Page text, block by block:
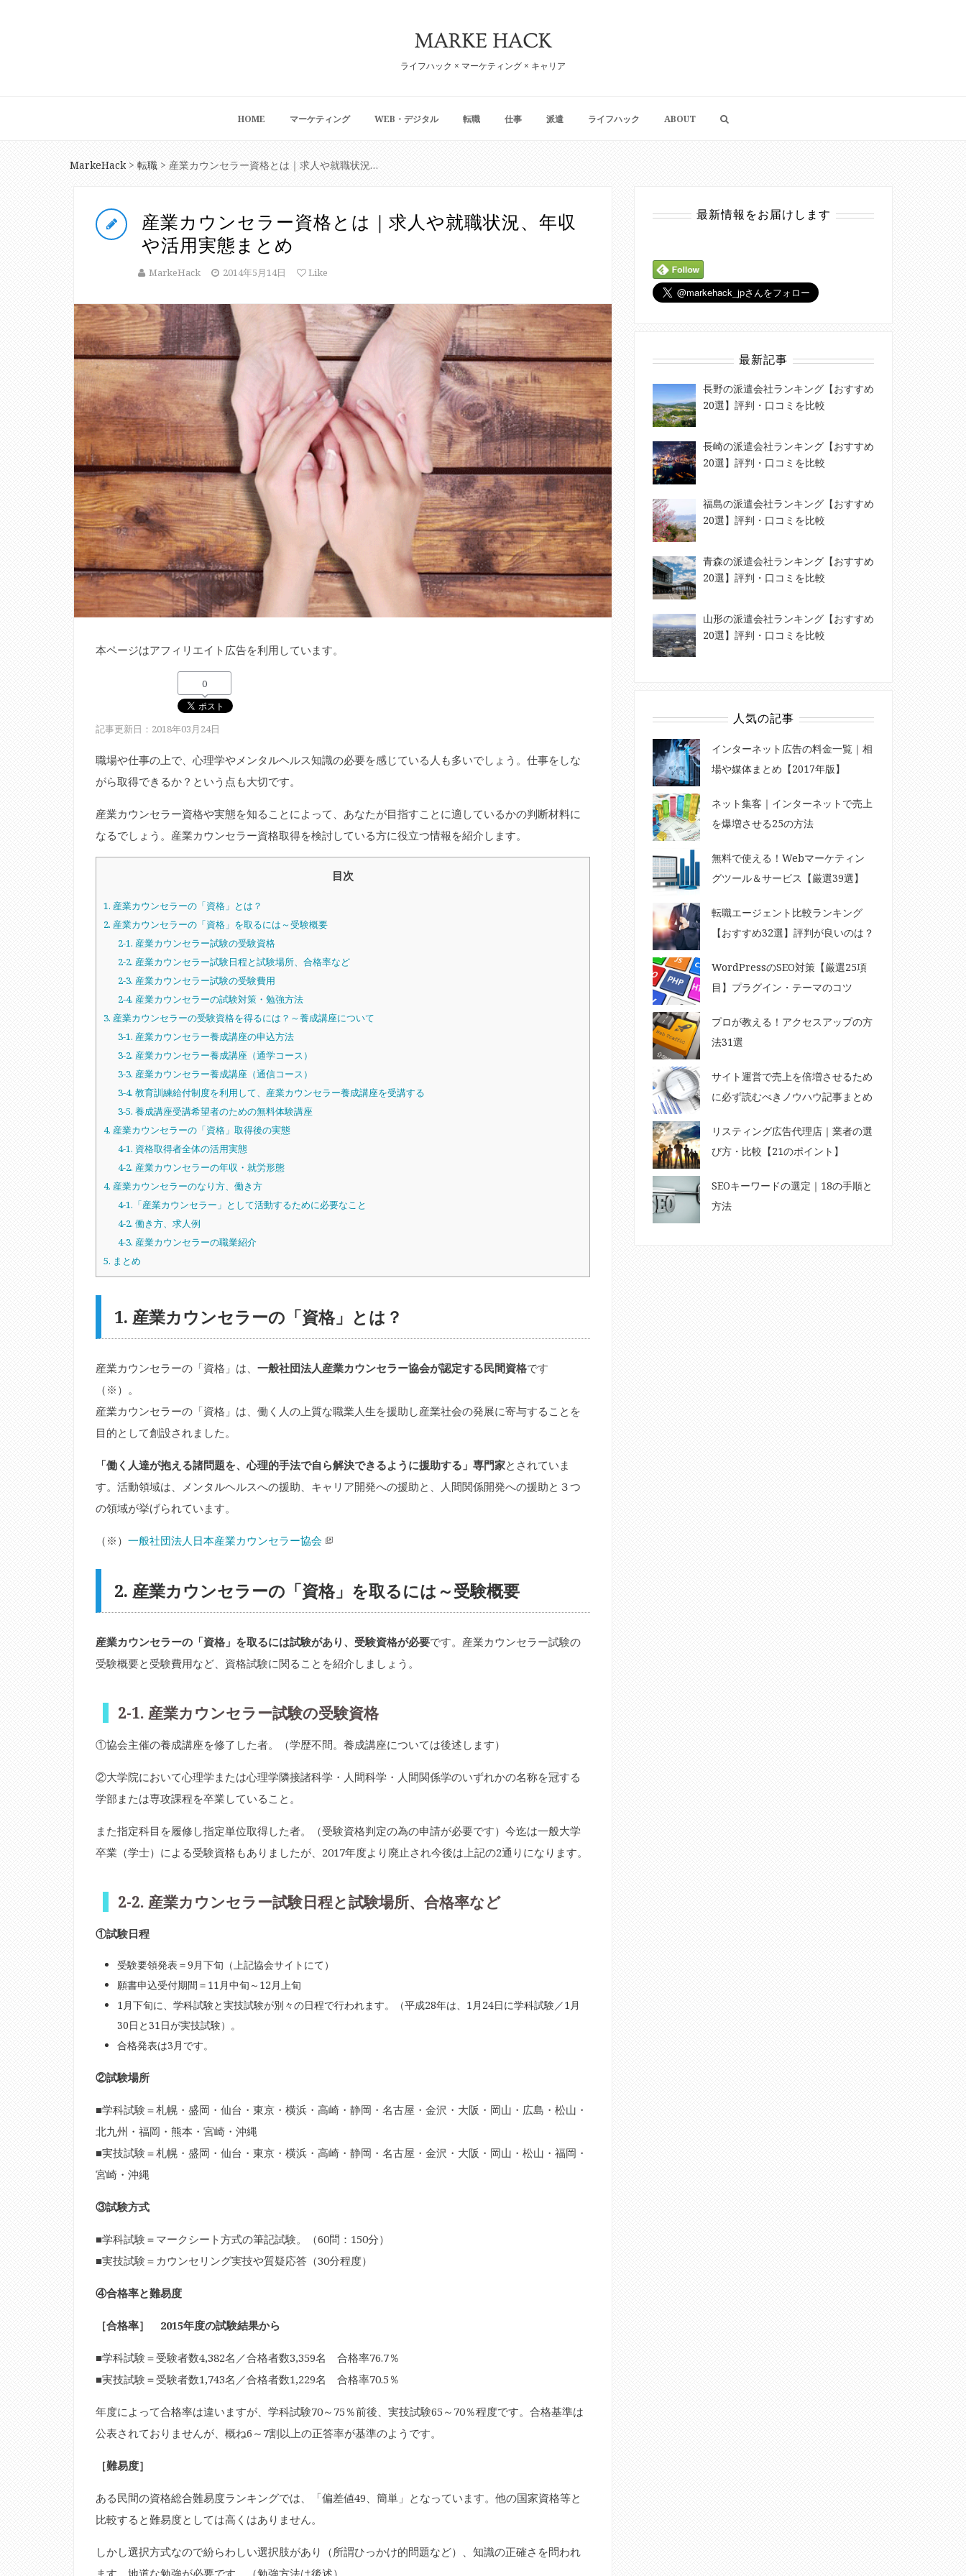
ライフハック × マーケティング × キャリア
HOME マーケティング WEB・デジタル 転職 仕事 派遣 ライフハック ABOUT
MarkeHack > 転職 > 産業カウンセラー資格とは｜求人や就職状況、年収や活用実態まとめ
産業カウンセラー資格とは｜求人や就職状況、年収
や活用実態まとめ
MarkeHack 2014年5月14日 Like
本ページはアフィリエイト広告を利用しています。
0
記事更新日：2018年03月24日
職場や仕事の上で、心理学やメンタルヘルス知識の必要を感じている人も多いでしょう。仕事をしな
がら取得できるか？という点も大切です。
産業カウンセラー資格や実態を知ることによって、あなたが目指すことに適しているかの判断材料に
なるでしょう。産業カウンセラー資格取得を検討している方に役立つ情報を紹介します。
目次
1. 産業カウンセラーの「資格」とは？
2. 産業カウンセラーの「資格」を取るには～受験概要
2-1. 産業カウンセラー試験の受験資格
2-2. 産業カウンセラー試験日程と試験場所、合格率など
2-3. 産業カウンセラー試験の受験費用
2-4. 産業カウンセラーの試験対策・勉強方法
3. 産業カウンセラーの受験資格を得るには？～養成講座について
3-1. 産業カウンセラー養成講座の申込方法
3-2. 産業カウンセラー養成講座（通学コース）
3-3. 産業カウンセラー養成講座（通信コース）
3-4. 教育訓練給付制度を利用して、産業カウンセラー養成講座を受講する
3-5. 養成講座受講希望者のための無料体験講座
4. 産業カウンセラーの「資格」取得後の実態
4-1. 資格取得者全体の活用実態
4-2. 産業カウンセラーの年収・就労形態
4. 産業カウンセラーのなり方、働き方
4-1.「産業カウンセラー」として活動するために必要なこと
4-2. 働き方、求人例
4-3. 産業カウンセラーの職業紹介
5. まとめ
1. 産業カウンセラーの「資格」とは？
産業カウンセラーの「資格」は、 一般社団法人産業カウンセラー協会が認定する民間資格です
（※）。
産業カウンセラーの「資格」は、働く人の上質な職業人生を援助し産業社会の発展に寄与することを
目的として創設されました。
「働く人達が抱える諸問題を、心理的手法で自ら解決できるように援助する」専門家とされていま
す。活動領域は、メンタルヘルスへの援助、キャリア開発への援助と、人間関係開発への援助と３つ
の領域が挙げられています。
（※） 一般社団法人日本産業カウンセラー協会
2. 産業カウンセラーの「資格」を取るには～受験概要
産業カウンセラーの「資格」を取るには試験があり、受験資格が必要です。産業カウンセラー試験の
受験概要と受験費用など、資格試験に関ることを紹介しましょう。
2-1. 産業カウンセラー試験の受験資格
①協会主催の養成講座を修了した者。（学歴不問。養成講座については後述します）
②大学院において心理学または心理学隣接諸科学・人間科学・人間関係学のいずれかの名称を冠する
学部または専攻課程を卒業していること。
また指定科目を履修し指定単位取得した者。（受験資格判定の為の申請が必要です）今迄は一般大学
卒業（学士）による受験資格もありましたが、2017年度より廃止され今後は上記の2通りになります。
2-2. 産業カウンセラー試験日程と試験場所、合格率など
①試験日程
受験要領発表＝9月下旬（上記協会サイトにて）
願書申込受付期間＝11月中旬～12月上旬
1月下旬に、学科試験と実技試験が別々の日程で行われます。（平成28年は、1月24日に学科試験／1月
30日と31日が実技試験）。
合格発表は3月です。
②試験場所
■学科試験＝札幌・盛岡・仙台・東京・横浜・高崎・静岡・名古屋・金沢・大阪・岡山・広島・松山・
北九州・福岡・熊本・宮崎・沖縄
■実技試験＝札幌・盛岡・仙台・東京・横浜・高崎・静岡・名古屋・金沢・大阪・岡山・松山・福岡・
宮崎・沖縄
③試験方式
■学科試験＝マークシート方式の筆記試験。（60問：150分）
■実技試験＝カウンセリング実技や質疑応答（30分程度）
④合格率と難易度
［合格率］ 2015年度の試験結果から
■学科試験＝受験者数4,382名／合格者数3,359名 合格率76.7％
■実技試験＝受験者数1,743名／合格者数1,229名 合格率70.5％
年度によって合格率は違いますが、学科試験70～75％前後、実技試験65～70％程度です。合格基準は
公表されておりませんが、概ね6～7割以上の正答率が基準のようです。
［難易度］
ある民間の資格総合難易度ランキングでは、「偏差値49、簡単」となっています。他の国家資格等と
比較すると難易度としては高くはありません。
しかし選択方式なので紛らわしい選択肢があり（所謂ひっかけ的問題など）、知識の正確さを問われ
最新情報をお届けします
最新記事
長野の派遣会社ランキング【おすすめ
20選】評判・口コミを比較
長崎の派遣会社ランキング【おすすめ
20選】評判・口コミを比較
福島の派遣会社ランキング【おすすめ
20選】評判・口コミを比較
青森の派遣会社ランキング【おすすめ
20選】評判・口コミを比較
山形の派遣会社ランキング【おすすめ
20選】評判・口コミを比較
人気の記事
インターネット広告の料金一覧｜相
場や媒体まとめ【2017年版】
ネット集客｜インターネットで売上
を爆増させる25の方法
無料で使える！Webマーケティン
グツール＆サービス【厳選39選】
転職エージェント比較ランキング
【おすすめ32選】評判が良いのは？
WordPressのSEO対策【厳選25項
目】プラグイン・テーマのコツ
プロが教える！アクセスアップの方
法31選
サイト運営で売上を倍増させるため
に必ず読むべきノウハウ記事まとめ
リスティング広告代理店｜業者の選
び方・比較【21のポイント】
SEOキーワードの選定｜18の手順と
方法